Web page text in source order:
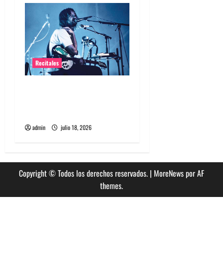
Recitales
admin julio 18, 2026
Copyright © Todos los derechos reservados. | MoreNewspor AF
themes.